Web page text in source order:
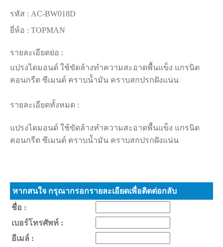
รหัส : AC-BW018D
ยี่ห้อ : TOPMAN
รายละเอียดย่อ :
แปรงไดมอนด์ ใช้ขัดล้างทำความสะอาดพื้นแข็ง แกรนิต
คอนกรีต ซีเมนต์ คราบน้ำมัน คราบสกปรกฝังแน่น
รายละเอียดทั้งหมด :
แปรงไดมอนด์ ใช้ขัดล้างทำความสะอาดพื้นแข็ง แกรนิต
คอนกรีต ซีเมนต์ คราบน้ำมัน คราบสกปรกฝังแน่น
หากสนใจ กรุณากรอกรายละเอียดเพื่อติดต่อกลับ
ชื่อ :
เบอร์โทรศัพท์ :
อีเมล์ :